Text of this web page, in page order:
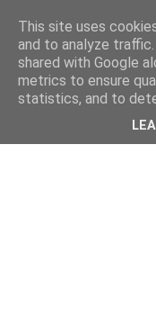
This site uses
and to analyze
shared with Google
metrics to ensure
statistics, and to